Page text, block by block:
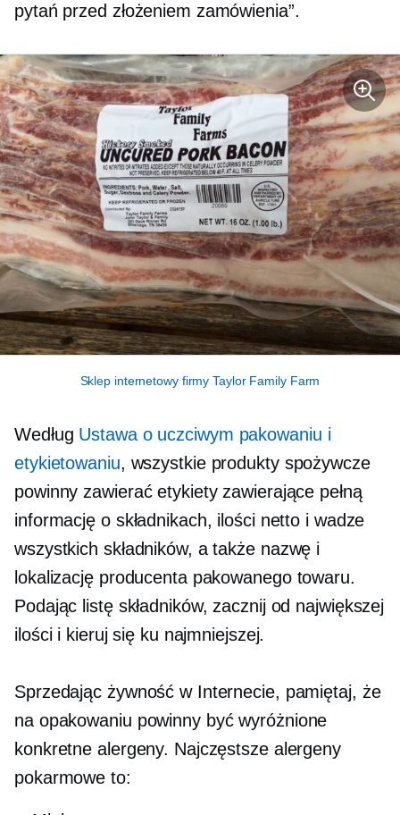
pytań przed złożeniem zamówienia”.
Sklep internetowy firmy Taylor Family Farm
Według Ustawa o uczciwym pakowaniu i
etykietowaniu, wszystkie produkty spożywcze
powinny zawierać etykiety zawierające pełną
informację o składnikach, ilości netto i wadze
wszystkich składników, a także nazwę i
lokalizację producenta pakowanego towaru.
Podając listę składników, zacznij od największej
ilości i kieruj się ku najmniejszej.
Sprzedając żywność w Internecie, pamiętaj, że
na opakowaniu powinny być wyróżnione
konkretne alergeny. Najczęstsze alergeny
pokarmowe to: